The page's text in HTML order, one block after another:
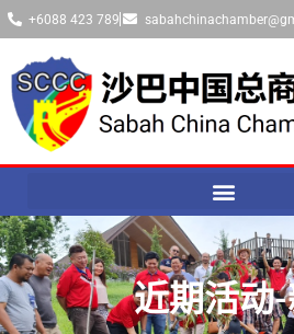
+6088 423 789
近期活动